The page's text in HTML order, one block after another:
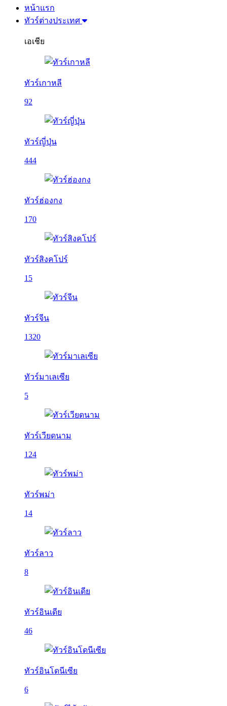
หน้าแรก
ทัวร์ต่างประเทศ
เอเชีย
ทัวร์เกาหลี
92
ทัวร์ญี่ปุ่น
444
ทัวร์ฮ่องกง
170
ทัวร์สิงคโปร์
15
ทัวร์จีน
1320
ทัวร์มาเลเซีย
5
ทัวร์เวียดนาม
124
ทัวร์พม่า
14
ทัวร์ลาว
8
ทัวร์อินเดีย
46
ทัวร์อินโดนีเซีย
6